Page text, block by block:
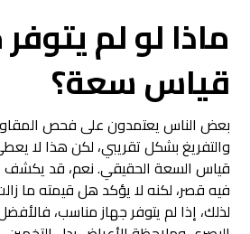
ماذا لو لم
قياس سعة؟
بعض الناس يعتمدون على فحص
والتفريغ بشكل تقريبي، لكن هذا لا
قياس السعة الحقيقي. نعم، قد يكشف
فيه قصر، لكنه لا يؤكد هل قيمته ما
لذلك، إذا لم يتوفر جهاز مناسب،